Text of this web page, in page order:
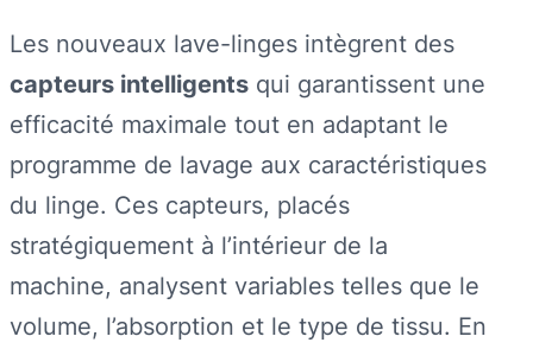
Les nouveaux lave-linges intègrent des
capteurs intelligents qui garantissent une
efficacité maximale tout en adaptant le
programme de lavage aux caractéristiques
du linge. Ces capteurs, placés
stratégiquement à l’intérieur de la
machine, analysent variables telles que le
volume, l’absorption et le type de tissu. En